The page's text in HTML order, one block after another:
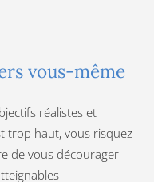
vous-même
réalistes et
trop haut, vous risquez
de vous décourager